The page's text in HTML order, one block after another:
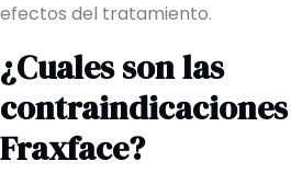
efectos del tratamiento.
¿Cuales son las
Fraxface?